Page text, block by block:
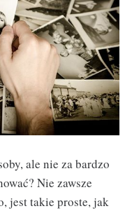
ale nie za bardzo
Nie zawsze
jest takie proste, jak